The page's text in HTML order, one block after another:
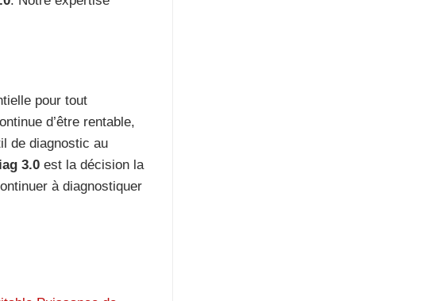
pour tout
d’être rentable,
de diagnostic au
3.0 est la décision la
à diagnostiquer